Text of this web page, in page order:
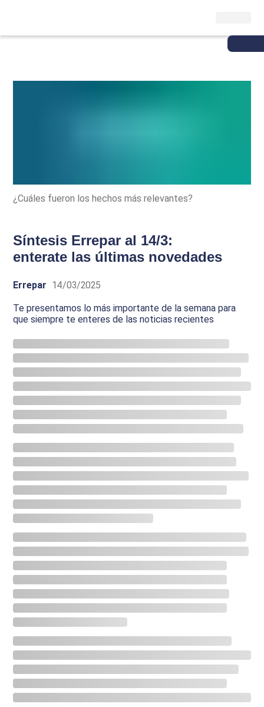
¿Cuáles fueron los hechos más relevantes?
Síntesis Errepar al 14/3:
enterate las últimas novedades
Errepar 14/03/2025
Te presentamos lo más importante de la semana para
que siempre te enteres de las noticias recientes